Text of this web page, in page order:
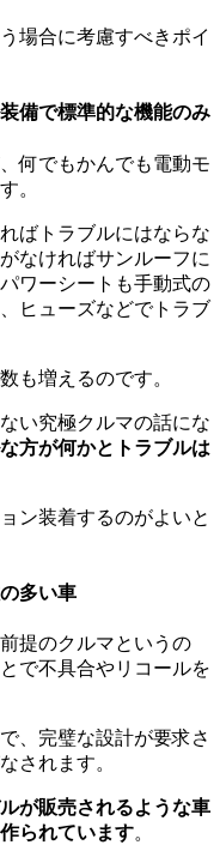
場合に考慮すべきポイ
備で標準的な機能のみ
何でもかんでも電動モ
。
ばトラブルにはならな
なければサンルーフに
ワーシートも手動式の
ヒューズなどでトラブ
も増えるのです。
い究極クルマの話にな
方が何かとトラブルは
ン装着するのがよいと
多い車
提のクルマというの
で不具合やリコールを
、完璧な設計が要求さ
されます。
が販売されるような車
られています。